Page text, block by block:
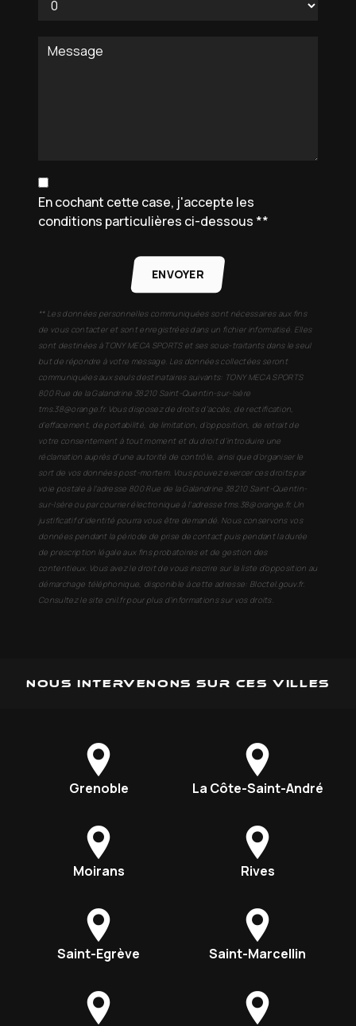
En cochant cette case, j'accepte les
conditions particulières ci-dessous **
ENVOYER
** Les données personnelles communiquées sont nécessaires aux fins
de vous contacter et sont enregistrées dans un fichier informatisé. Elles
sont destinées à TONY MECA SPORTS et ses sous-traitants dans le seul
but de répondre à votre message. Les données collectées seront
communiquées aux seuls destinataires suivants: TONY MECA SPORTS
800 Rue de la Galandrine 38210 Saint-Quentin-sur-Isère
tms.38@orange.fr. Vous disposez de droits d’accès, de rectification,
d’effacement, de portabilité, de limitation, d’opposition, de retrait de
votre consentement à tout moment et du droit d’introduire une
réclamation auprès d’une autorité de contrôle, ainsi que d’organiser le
sort de vos données post-mortem. Vous pouvez exercer ces droits par
voie postale à l'adresse 800 Rue de la Galandrine 38210 Saint-Quentin-
sur-Isère ou par courrier électronique à l'adresse tms.38@orange.fr. Un
justificatif d'identité pourra vous être demandé. Nous conservons vos
données pendant la période de prise de contact puis pendant la durée
de prescription légale aux fins probatoires et de gestion des
contentieux. Vous avez le droit de vous inscrire sur la liste d'opposition au
démarchage téléphonique, disponible à cette adresse: Bloctel.gouv.fr.
Consultez le site cnil.fr pour plus d’informations sur vos droits.
Nous intervenons sur ces villes
Grenoble La Côte-Saint-André
Moirans Rives
Saint-Egrève Saint-Marcellin